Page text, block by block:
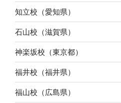
知立校（愛知県）
石山校（滋賀県）
神楽坂校（東京都）
福井校（福井県）
福山校（広島県）